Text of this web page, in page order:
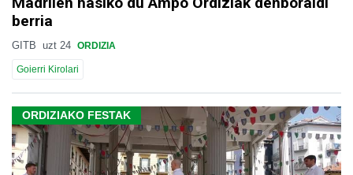
berria
GITB uzt 24 ORDIZIA
Goierri Kirolari
ORDIZIAKO FESTAK